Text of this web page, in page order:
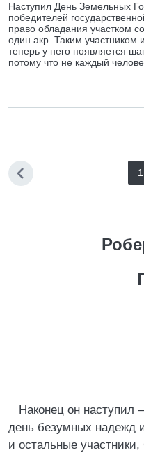
Наступил День Земельных
победителей
право обладания участком
один акр. Таким участником
теперь у него появляется
потому что не каждый
1
Наконец он наступил
день безумных надежд
и остальные